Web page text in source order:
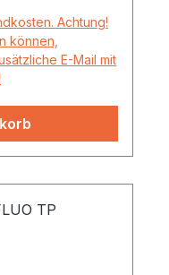
Achtung!
können,
E-Mail mit